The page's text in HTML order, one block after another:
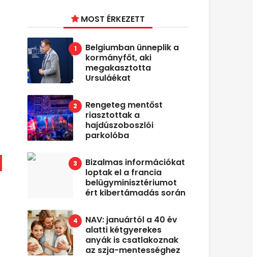
MOST ÉRKEZETT
Belgiumban ünneplik a
kormányfőt, aki
megakasztotta
Ursuláékat
Rengeteg mentőst
riasztottak a
hajdúszoboszlói
parkolóba
Bizalmas információkat
loptak el a francia
belügyminisztériumot
ért kibertámadás során
NAV: januártól a 40 év
alatti kétgyerekes
anyák is csatlakoznak
az szja-mentességhez